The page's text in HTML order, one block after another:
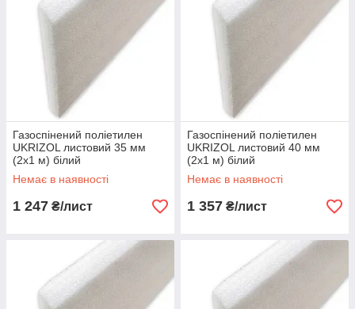
Газоспінений поліетилен
UKRIZOL листовий 35 мм
(2х1 м) білий
Немає в наявності
1 247 ₴/лист
Газоспінений поліетилен
UKRIZOL листовий 40 мм
(2х1 м) білий
Немає в наявності
1 357 ₴/лист